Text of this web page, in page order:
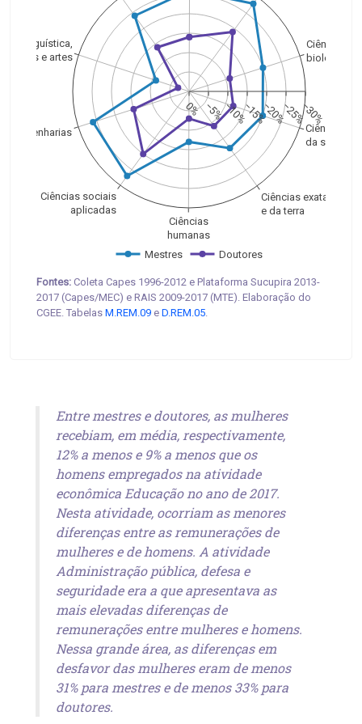
Ciências
biológicas
Ciências
da saúde
Ciências exatas
e da terra
Ciências
humanas
Ciências sociais
aplicadas
Engenharias
Linguística,
letras e artes
0%−5%−10%−15%−20%−25%−30%
Mestres Doutores
Fontes: Coleta Capes 1996-2012 e Plataforma Sucupira 2013-
2017 (Capes/MEC) e RAIS 2009-2017 (MTE). Elaboração do
CGEE. Tabelas M.REM.09 e D.REM.05.
Entre mestres e doutores, as mulheres
recebiam, em média, respectivamente,
12% a menos e 9% a menos que os
homens empregados na atividade
econômica Educação no ano de 2017.
Nesta atividade, ocorriam as menores
diferenças entre as remunerações de
mulheres e de homens. A atividade
Administração pública, defesa e
seguridade era a que apresentava as
mais elevadas diferenças de
remunerações entre mulheres e homens.
Nessa grande área, as diferenças em
desfavor das mulheres eram de menos
31% para mestres e de menos 33% para
doutores.